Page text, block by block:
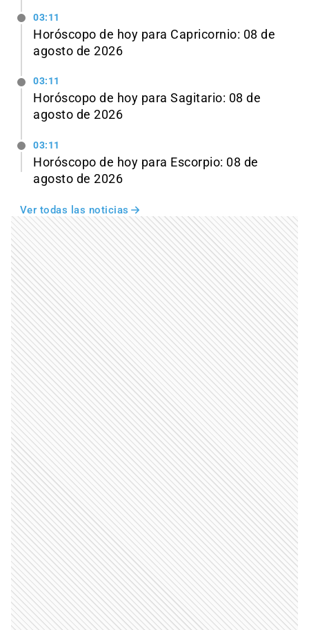
03:11
Horóscopo de hoy para Capricornio: 08 de
agosto de 2026
03:11
Horóscopo de hoy para Sagitario: 08 de
agosto de 2026
03:11
Horóscopo de hoy para Escorpio: 08 de
agosto de 2026
Ver todas las noticias